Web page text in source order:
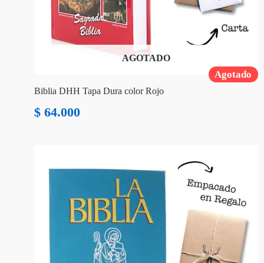
Agotado
AGOTADO
Biblia DHH Tapa Dura color Rojo
$ 64.000